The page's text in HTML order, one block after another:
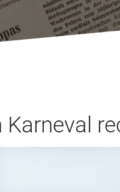
Karneval